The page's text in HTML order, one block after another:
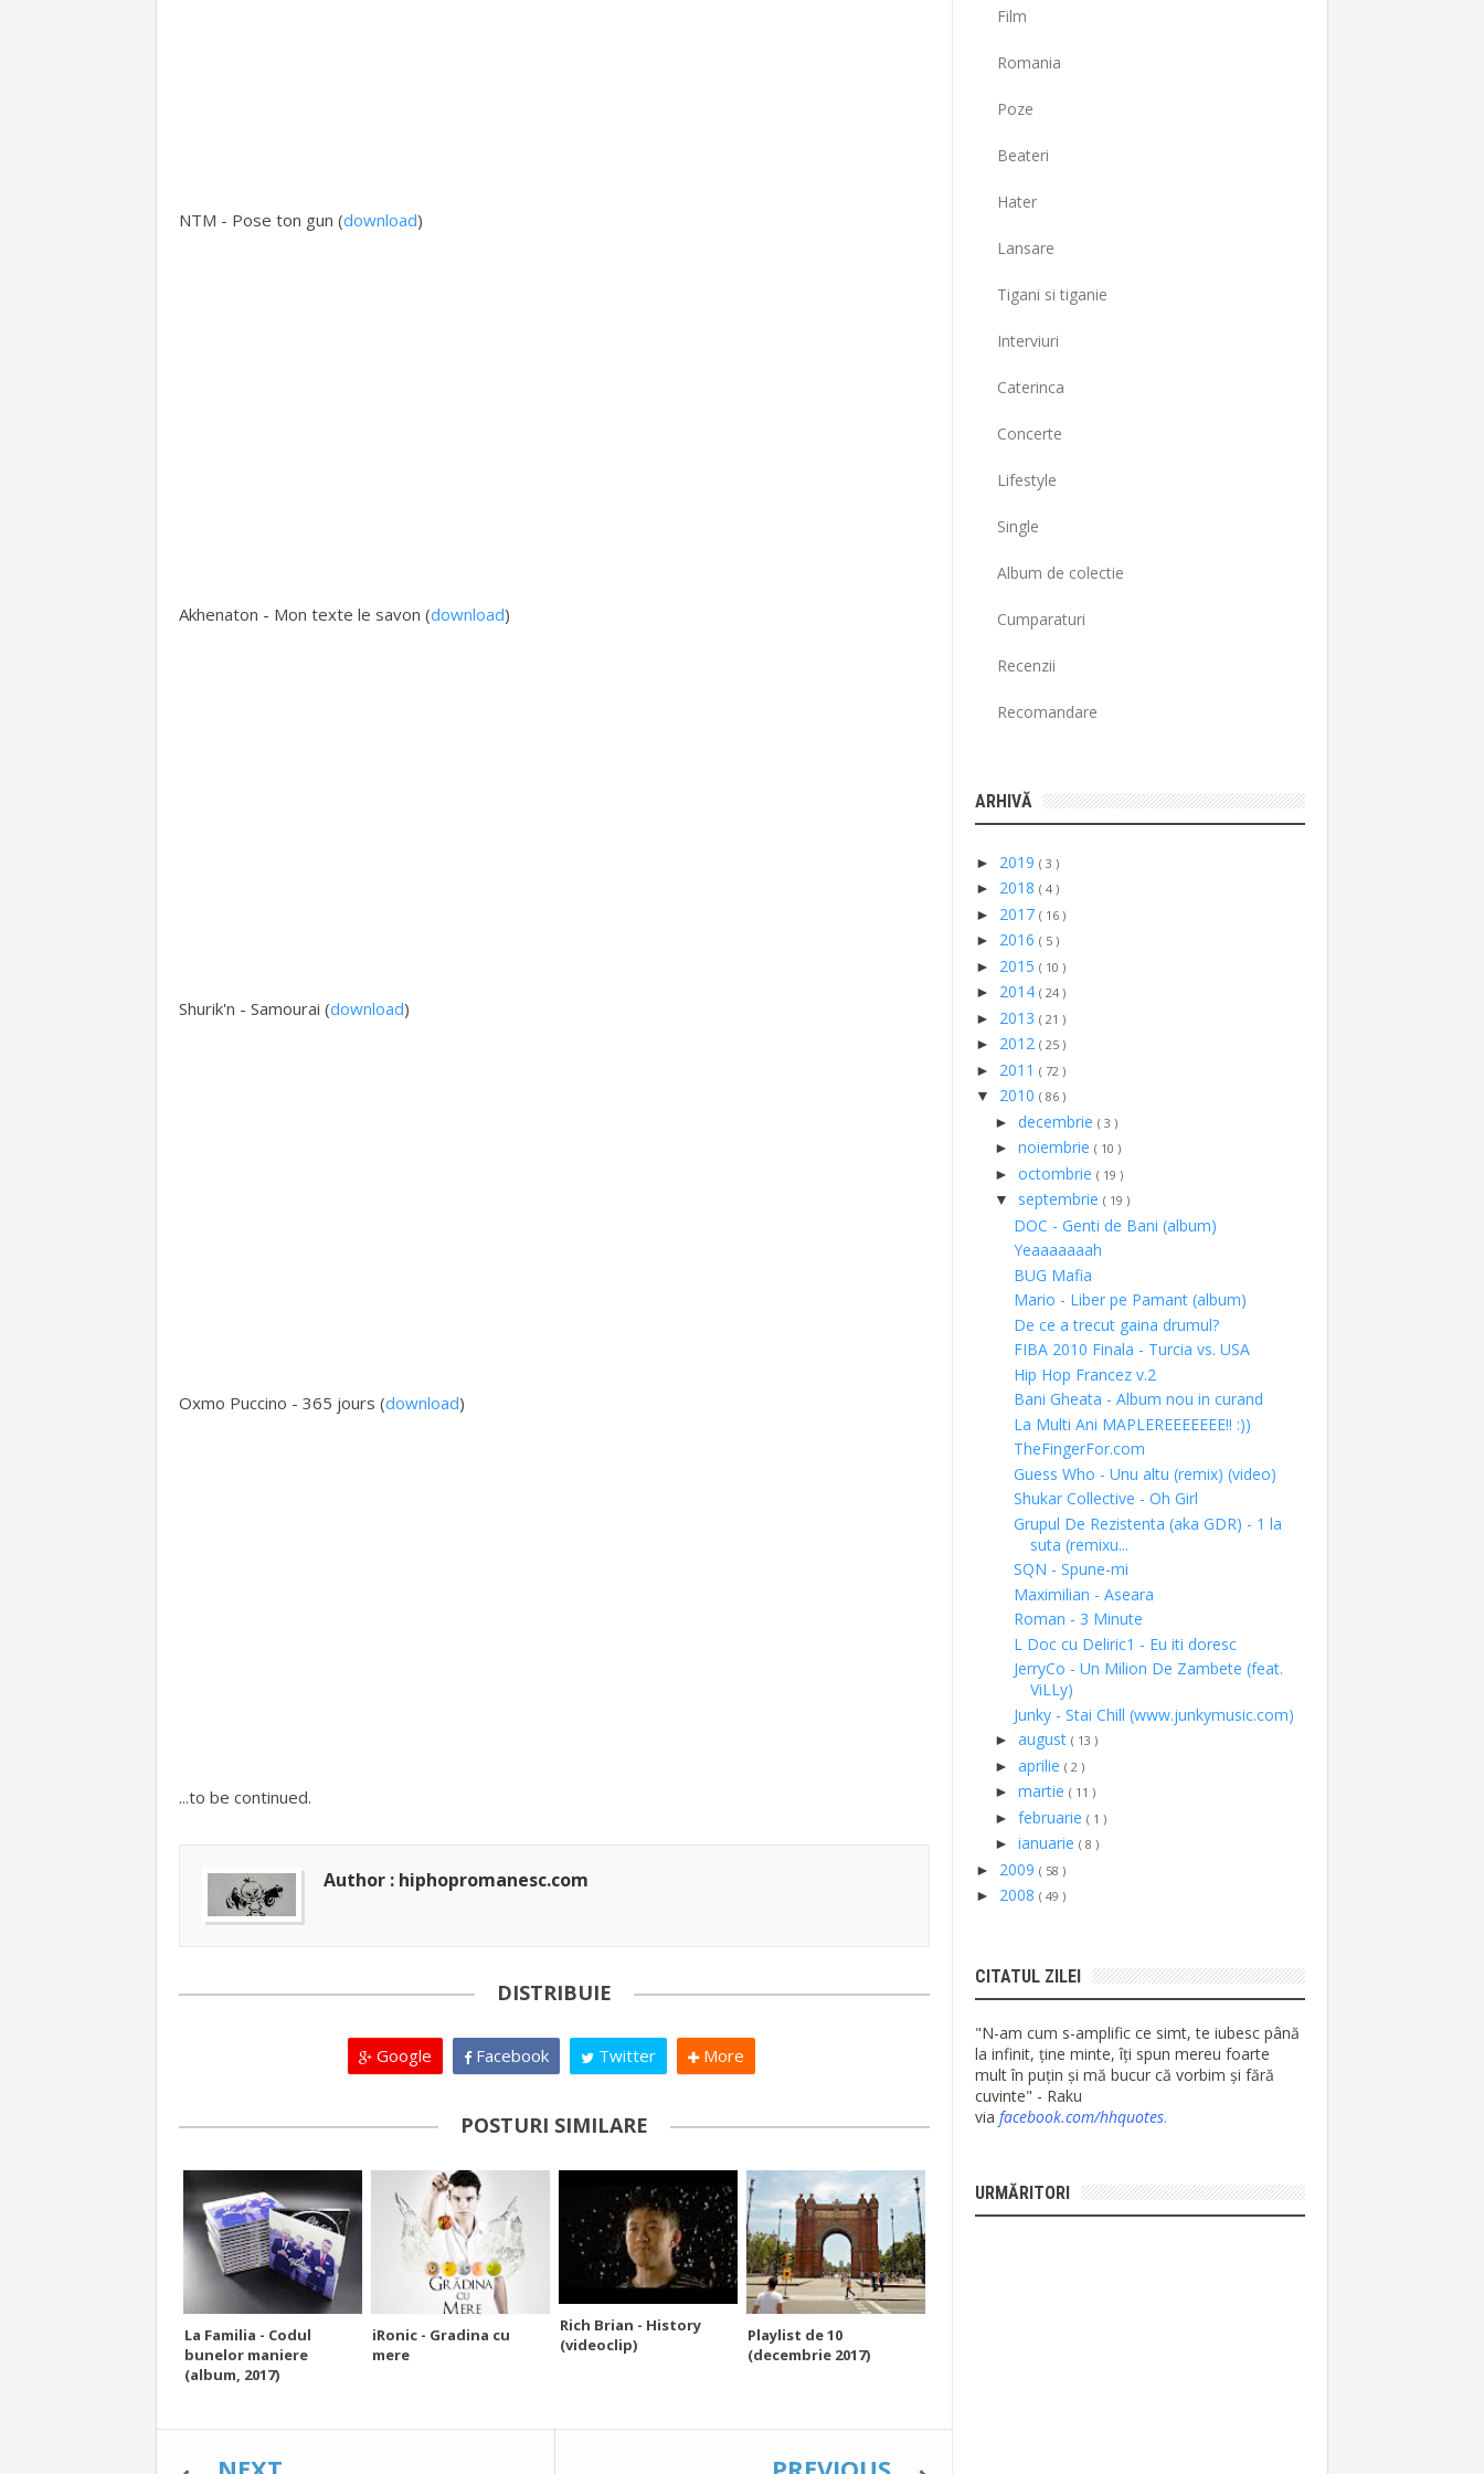
NTM - Pose ton gun (download)
Akhenaton - Mon texte le savon (download)
Shurik'n - Samourai (download)
Oxmo Puccino - 365 jours (download)
...to be continued.
Author : hiphopromanesc.com
DISTRIBUIE
Google Facebook Twitter More
POSTURI SIMILARE
La Familia - Codul
bunelor maniere
(album, 2017)
iRonic - Gradina cu
mere
Rich Brian - History
(videoclip)
Playlist de 10
(decembrie 2017)
Film
Romania
Poze
Beateri
Hater
Lansare
Tigani si tiganie
Interviuri
Caterinca
Concerte
Lifestyle
Single
Album de colectie
Cumparaturi
Recenzii
Recomandare
ARHIVĂ
► 2019 ( 3 )
► 2018 ( 4 )
► 2017 ( 16 )
► 2016 ( 5 )
► 2015 ( 10 )
► 2014 ( 24 )
► 2013 ( 21 )
► 2012 ( 25 )
► 2011 ( 72 )
▼ 2010 ( 86 )
► decembrie ( 3 )
► noiembrie ( 10 )
► octombrie ( 19 )
▼ septembrie ( 19 )
DOC - Genti de Bani (album)
Yeaaaaaaah
BUG Mafia
Mario - Liber pe Pamant (album)
De ce a trecut gaina drumul?
FIBA 2010 Finala - Turcia vs. USA
Hip Hop Francez v.2
Bani Gheata - Album nou in curand
La Multi Ani MAPLEREEEEEEE!! :))
TheFingerFor.com
Guess Who - Unu altu (remix) (video)
Shukar Collective - Oh Girl
Grupul De Rezistenta (aka GDR) - 1 la
suta (remixu...
SQN - Spune-mi
Maximilian - Aseara
Roman - 3 Minute
L Doc cu Deliric1 - Eu iti doresc
JerryCo - Un Milion De Zambete (feat.
ViLLy)
Junky - Stai Chill (www.junkymusic.com)
► august ( 13 )
► aprilie ( 2 )
► martie ( 11 )
► februarie ( 1 )
► ianuarie ( 8 )
► 2009 ( 58 )
► 2008 ( 49 )
CITATUL ZILEI
"N-am cum s-amplific ce simt, te iubesc până
la infinit, ține minte, îți spun mereu foarte
mult în puțin și mă bucur că vorbim și fără
cuvinte" - Raku
via facebook.com/hhquotes.
URMĂRITORI